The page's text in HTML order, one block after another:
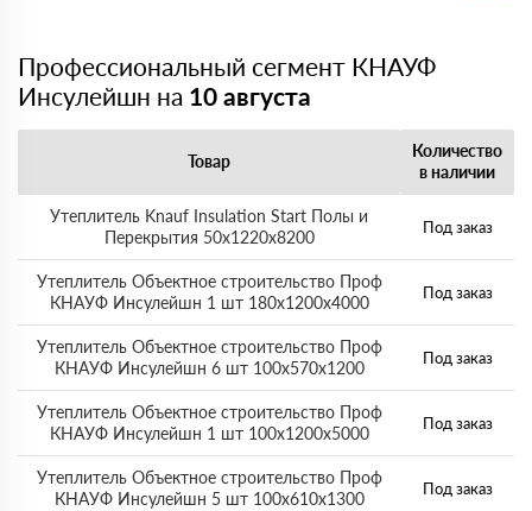
Профессиональный сегмент КНАУФ
Инсулейшн на 10 августа
Товар
Количество
в наличии
Утеплитель Knauf Insulation Start Полы и
Перекрытия 50х1220х8200
Под заказ
Утеплитель Объектное строительство Проф
КНАУФ Инсулейшн 1 шт 180х1200х4000
Под заказ
Утеплитель Объектное строительство Проф
КНАУФ Инсулейшн 6 шт 100х570х1200
Под заказ
Утеплитель Объектное строительство Проф
КНАУФ Инсулейшн 1 шт 100х1200х5000
Под заказ
Утеплитель Объектное строительство Проф
КНАУФ Инсулейшн 5 шт 100х610х1300
Под заказ